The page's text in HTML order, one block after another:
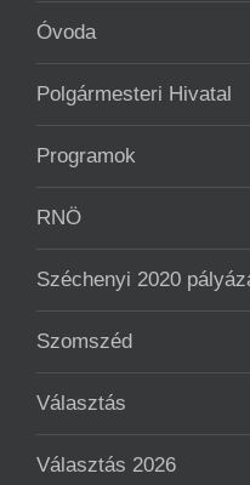
Óvoda
Polgármesteri Hivatal
Programok
RNÖ
Széchenyi 2020
Szomszéd
Választás
Választás 2026